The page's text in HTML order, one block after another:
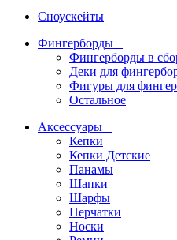
Сноускейты
Фингерборды
Фингерборды в
Деки для
Фигуры для
Остальное
Аксессуары
Кепки
Кепки Детские
Панамы
Шапки
Шарфы
Перчатки
Носки